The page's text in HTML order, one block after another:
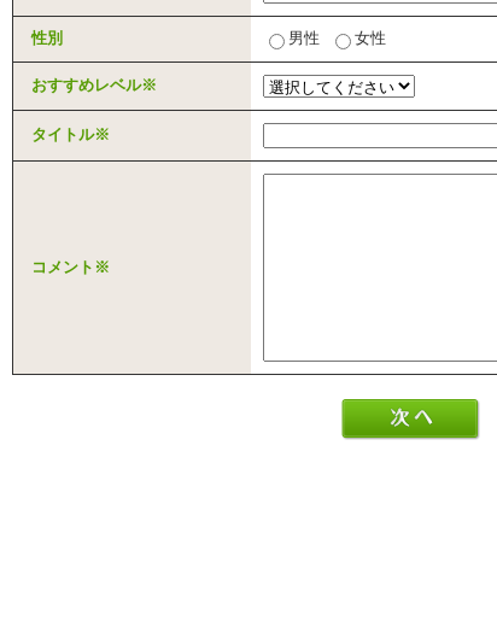
性別 男性 女性
おすすめレベル※
タイトル※
コメント ※